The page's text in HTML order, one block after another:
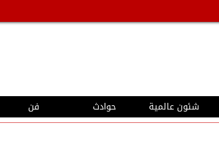
شئون عالمية حوادث فن